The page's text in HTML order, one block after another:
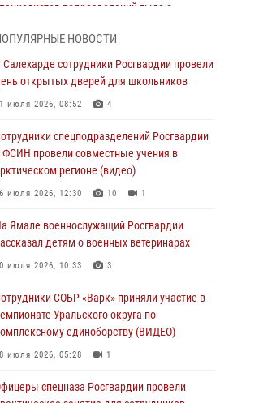
подразделений тыла с
СОБР «Варк» повышают боевое
спецназа Росгвардии провели
занятие для сотрудников
прокуратуры на Ямале
Уральском округе Росгвардии состоялось
заседание оперативного штаба
СОБР «Варк» приняли участие в
Уральского округа по
НОВОСТИ
Салехарде сотрудники Росгвардии провели
открытых дверей для школьников
июля 2026, 08:52 4
спецподразделений Росгвардии
ФСИН провели совместные учения в
регионе (видео)
июля 2026, 12:30 10 1
Ямале военнослужащий Росгвардии
детям о военных ветеринарах
июля 2026, 10:33 3
СОБР «Варк» приняли участие в
Уральского округа по
единоборству (ВИДЕО)
июля 2026, 05:28 1
спецназа Росгвардии провели